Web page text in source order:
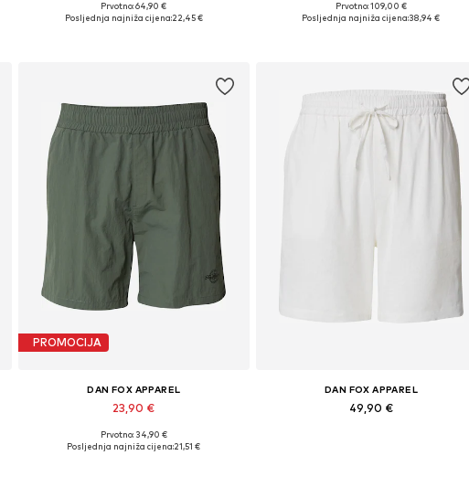
Dostupno u više veličina
Prvotno: 64,90 €
Posljednja najniža cijena:22,45 €
Dostupne veličine: S, M, L, XL
Prvotno: 109,00 €
Posljednja najniža cijena:38,94 €
PROMOCIJA
DAN FOX APPAREL
23,90 €
Dostupne veličine: S, M, L, XL, XXL
Prvotno: 34,90 €
Posljednja najniža cijena:21,51 €
DAN FOX APPAREL
49,90 €